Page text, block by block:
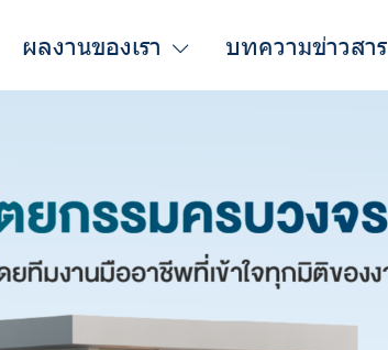
ผลงานของเรา บทความข่าวสาร